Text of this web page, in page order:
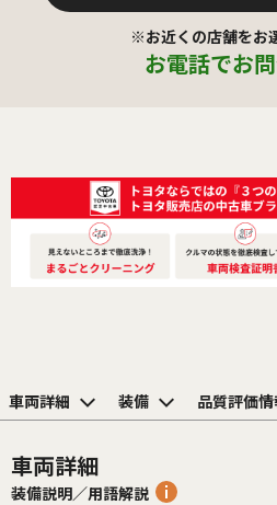
※お近くの店舗をお
お電話でお
車両詳細 装備 品質評価情
車両詳細
装備説明／用語解説